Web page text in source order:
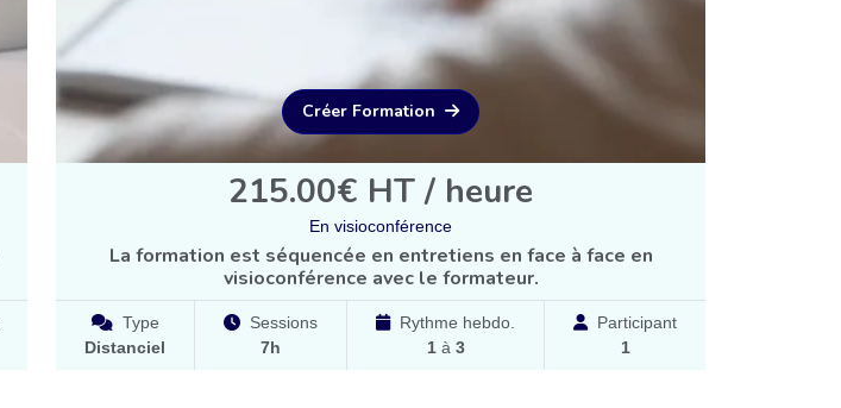
Créer Formation
215.00€ HT / heure
En visioconférence
La formation est séquencée en entretiens en face à face en
visioconférence avec le formateur.
Type
Distanciel
Sessions
7h
Rythme hebdo.
1à 3
Participant
1